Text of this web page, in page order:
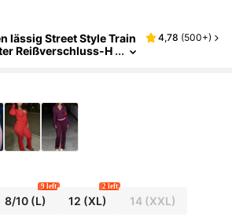
lässig Street Style Train
Reißverschluss-H
4,78 (500+)
8/10(L)
9 left
12 (XL)
2 left
14 (XXL)